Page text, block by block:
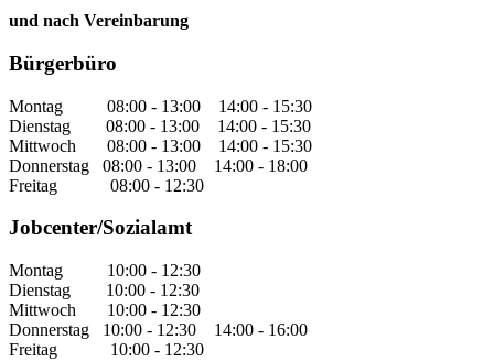
und nach Vereinbarung
Bürgerbüro
Montag 08:00 - 13:00 14:00 - 15:30
Dienstag 08:00 - 13:00 14:00 - 15:30
Mittwoch 08:00 - 13:00 14:00 - 15:30
Donnerstag 08:00 - 13:00 14:00 - 18:00
Freitag 08:00 - 12:30
Jobcenter/Sozialamt
Montag 10:00 - 12:30
Dienstag 10:00 - 12:30
Mittwoch 10:00 - 12:30
Donnerstag 10:00 - 12:30 14:00 - 16:00
Freitag 10:00 - 12:30